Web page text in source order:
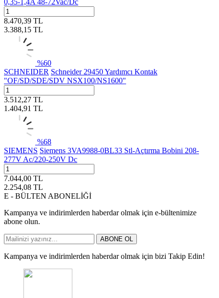
8.470,39 TL
3.388,15 TL
%60
SCHNEIDER Schneider 29450 Yardımcı Kontak
"OF/SD/SDE/SDV NSX100/NS1600"
3.512,27 TL
1.404,91 TL
%68
SIEMENS Siemens 3VA9988-0BL33 Stl-Açtırma Bobini 208-
277V Ac/220-250V Dc
7.044,00 TL
2.254,08 TL
E - BÜLTEN ABONELİĞİ
Kampanya ve indirimlerden haberdar olmak için e-bültenimize
abone olun.
ABONE OL
Kampanya ve indirimlerden haberdar olmak için bizi Takip Edin!